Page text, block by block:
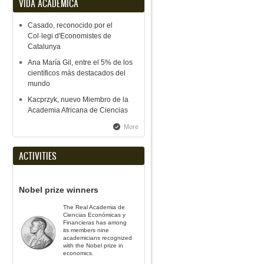
VIDA ACADÉMICA
Casado, reconocido por el
Col·legi d'Economistes de
Catalunya
Ana María Gil, entre el 5% de los
científicos más destacados del
mundo
Kacprzyk, nuevo Miembro de la
Academia Africana de Ciencias
More
ACTIVITIES
Nobel prize winners
The Real Academia de
Ciencias Económicas y
Financieras has among
its members nine
academicians recognized
with the Nobel prize in
economics.